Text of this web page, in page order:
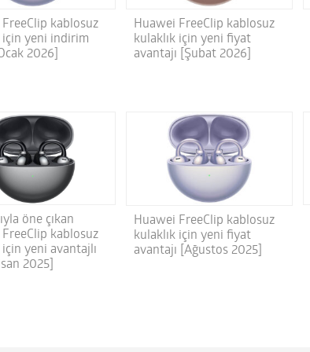
kablosuz
için yeni indirim
2026]
Huawei FreeClip kablosuz
kulaklık için yeni fiyat
avantajı [Şubat 2026]
öne çıkan
kablosuz
için yeni avantajlı
2025]
Huawei FreeClip kablosuz
kulaklık için yeni fiyat
avantajı [Ağustos 2025]